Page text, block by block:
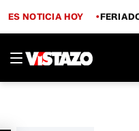
ES NOTICIA HOY